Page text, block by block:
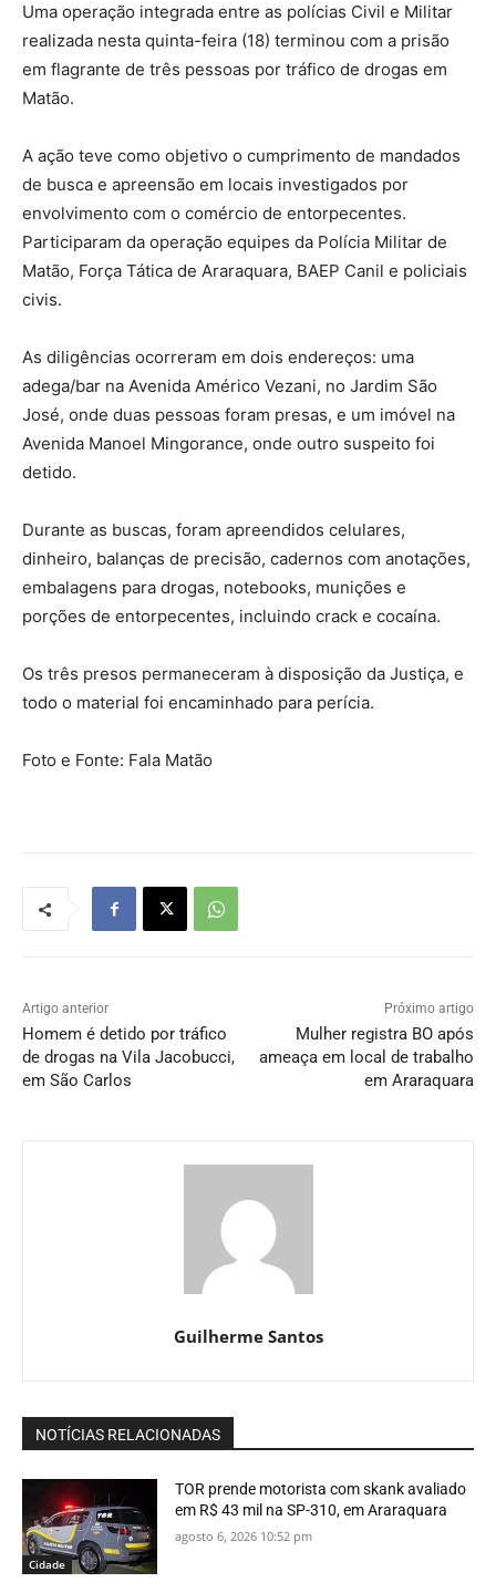
Uma operação integrada entre as polícias Civil e Militar
realizada nesta quinta-feira (18) terminou com a prisão
em flagrante de três pessoas por tráfico de drogas em
Matão.
A ação teve como objetivo o cumprimento de mandados
de busca e apreensão em locais investigados por
envolvimento com o comércio de entorpecentes.
Participaram da operação equipes da Polícia Militar de
Matão, Força Tática de Araraquara, BAEP Canil e policiais
civis.
As diligências ocorreram em dois endereços: uma
adega/bar na Avenida Américo Vezani, no Jardim São
José, onde duas pessoas foram presas, e um imóvel na
Avenida Manoel Mingorance, onde outro suspeito foi
detido.
Durante as buscas, foram apreendidos celulares,
dinheiro, balanças de precisão, cadernos com anotações,
embalagens para drogas, notebooks, munições e
porções de entorpecentes, incluindo crack e cocaína.
Os três presos permaneceram à disposição da Justiça, e
todo o material foi encaminhado para perícia.
Foto e Fonte: Fala Matão
Artigo anterior
Homem é detido por tráfico
de drogas na Vila Jacobucci,
em São Carlos
Próximo artigo
Mulher registra BO após
ameaça em local de trabalho
em Araraquara
Guilherme Santos
NOTÍCIAS RELACIONADAS
Cidade
TOR prende motorista com skank avaliado
em R$ 43 mil na SP-310, em Araraquara
agosto 6, 2026 10:52 pm